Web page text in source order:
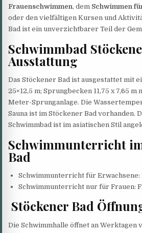
Frauenschwimmen, dem Schwimmen
oder den vielfältigen Kursen und
Bad ist ein unverzichtbarer Teil der
Schwimmbad
Ausstattung
Das Stöckener Bad ist ausgestattet mit
25×12,5 m; Sprungbecken 11,75 x 7,65 m
Meter-Sprunganlage. Die
Sauna ist im Stöckener Bad vorhanden.
Schwimmbad ist im asiatischen Stil
Schwimmunterricht
Bad
Schwimmunterricht für Erwachsene:
Schwimmunterricht nur für Frauen:
Stöckener Bad
Die Schwimmhalle öffnet an Werktagen